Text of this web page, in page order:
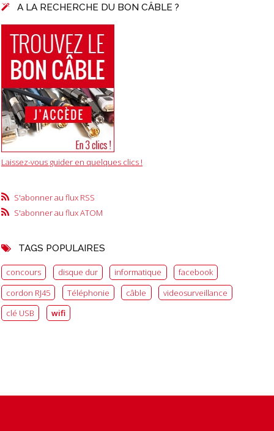
A LA RECHERCHE DU BON CÂBLE ?
Laissez-vous guider en quelques clics !
S'abonner au flux RSS
S'abonner au flux ATOM
TAGS POPULAIRES
concours disque dur informatique
facebook
cordon RJ45
Téléphonie câble
videosurveillance
clé USB
wifi